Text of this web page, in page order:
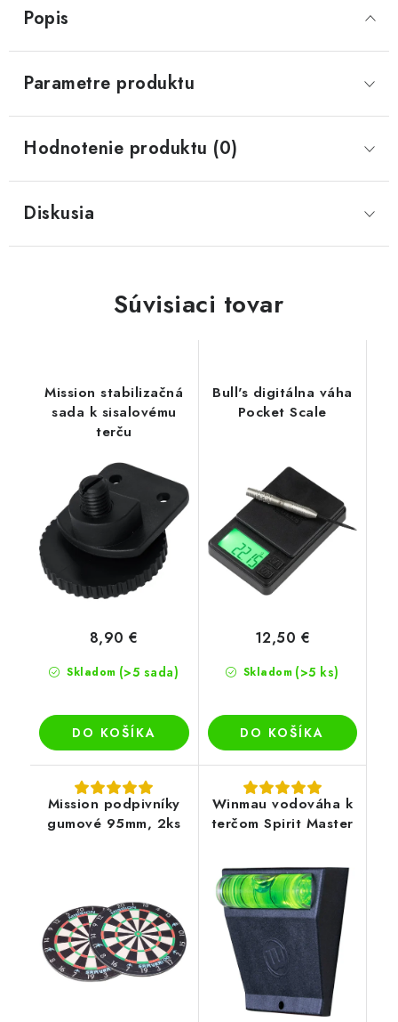
Popis
Parametre produktu
Hodnotenie produktu (0)
Diskusia
Súvisiaci tovar
Mission stabilizačná
sada k sisalovému
terču
Skladom (>5 sada)
8,90 €
DO KOŠÍKA
Bull's digitálna váha
Pocket Scale
Skladom (>5 ks)
12,50 €
DO KOŠÍKA
Mission podpivníky
gumové 95mm, 2ks
Winmau vodováha k
terčom Spirit Master